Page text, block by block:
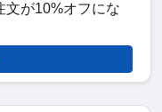
文が10%オフにな